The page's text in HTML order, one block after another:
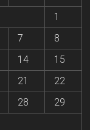
1
7
8
14
15
21
22
28
29